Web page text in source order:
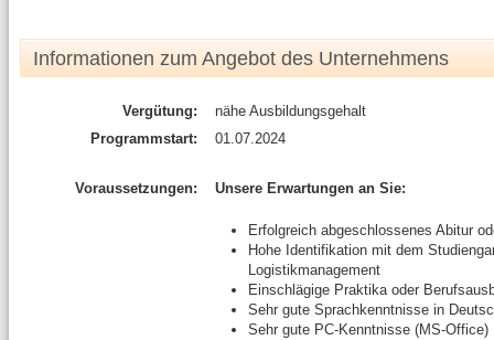
Informationen zum Angebot des Unternehmens
Vergütung:
nähe Ausbildungsgehalt
Programmstart:
01.07.2024
Voraussetzungen: Unsere Erwartungen an Sie:
Erfolgreich abgeschlossenes Abitur
Hohe Identifikation mit dem
Logistikmanagement
Einschlägige Praktika oder
Sehr gute Sprachkenntnisse in
Sehr gute PC-Kenntnisse (MS-Office)